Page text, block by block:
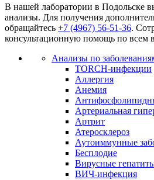
В нашей лаборатории в Подольске
анализы. Для получения
обращайтесь +7 (4967) 56-51-36.
консультационную помощь по всем
Анализы по
TORCH-инфекции
Аллергия
Анемия
Артериальная
Артрит
Атеросклероз
Аутоиммунные
Бесплодие
Вирусные
ВИЧ-инфекция